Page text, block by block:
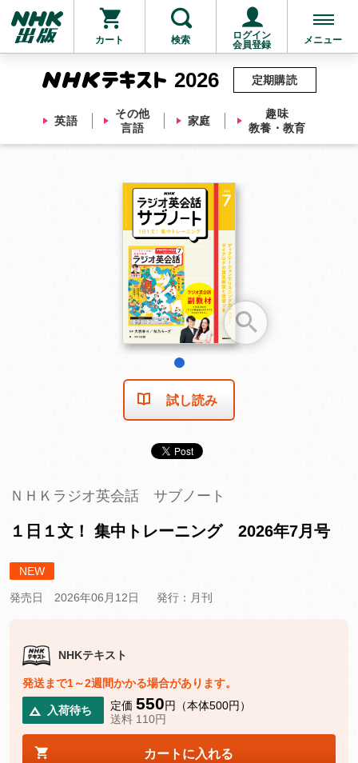
カート 検索
ログイン
会員登録
メニュー
2026
英語
その他
言語
家庭
趣味
教養・教育
定期購読
他にも商品を買う
試し読み
ＮＨＫラジオ英会話 サブノート
１日１文！ 集中トレーニング 2026年7月号
NEW
発売日 2026年06月12日 発行：月刊
NHKテキスト
発送まで1～2週間かかる場合があります。
入荷待ち 定価 550円（本体500円）
送料 110円
カートに入れる